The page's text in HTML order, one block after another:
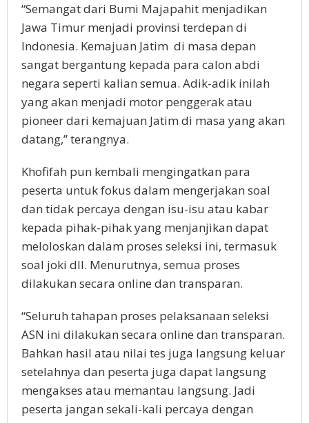
“Semangat dari Bumi Majapahit menjadikan
Jawa Timur menjadi provinsi terdepan di
Indonesia. Kemajuan Jatim di masa depan
sangat bergantung kepada para calon abdi
negara seperti kalian semua. Adik-adik inilah
yang akan menjadi motor penggerak atau
pioneer dari kemajuan Jatim di masa yang akan
datang,” terangnya.
Khofifah pun kembali mengingatkan para
peserta untuk fokus dalam mengerjakan soal
dan tidak percaya dengan isu-isu atau kabar
kepada pihak-pihak yang menjanjikan dapat
meloloskan dalam proses seleksi ini, termasuk
soal joki dll. Menurutnya, semua proses
dilakukan secara online dan transparan.
“Seluruh tahapan proses pelaksanaan seleksi
ASN ini dilakukan secara online dan transparan.
Bahkan hasil atau nilai tes juga langsung keluar
setelahnya dan peserta juga dapat langsung
mengakses atau memantau langsung. Jadi
peserta jangan sekali-kali percaya dengan